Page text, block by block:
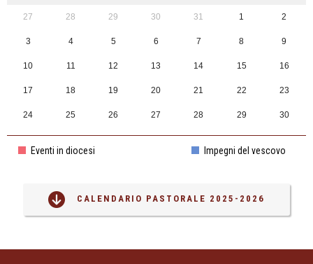
27 28 29 30 31 1 2
3 4 5 6 7 8 9
10 11 12 13 14 15 16
17 18 19 20 21 22 23
24 25 26 27 28 29 30
Eventi in diocesi Impegni del vescovo
CALENDARIO PASTORALE 2025-2026